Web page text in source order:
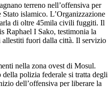
terreno nell’offensiva per
islamico. L’Organizzazione
di oltre 45mila civili fuggiti. Il
Raphael I Sako, testimonia la
fuori dalla città. Il servizio
nella zona ovest di Mosul.
polizia federale si tratta degli
dell’offensiva per liberare la